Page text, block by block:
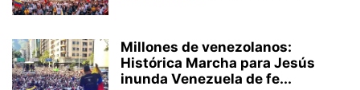
Millones de venezolanos:
Histórica Marcha para Jesús
inunda Venezuela de fe...